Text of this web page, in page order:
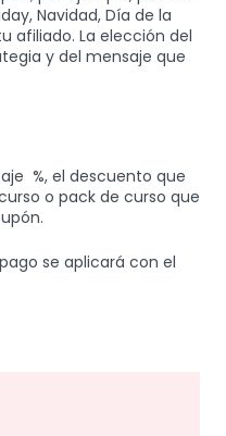
Navidad, Día de la
afiliado. La elección del
y del mensaje que
%, el descuento que
o pack de curso que
se aplicará con el